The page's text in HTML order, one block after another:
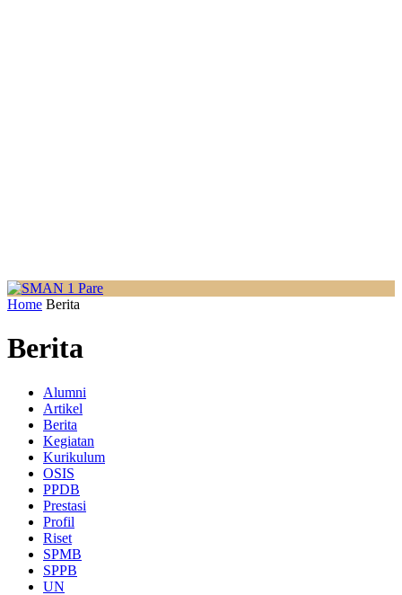
Home Berita
Berita
Alumni
Artikel
Berita
Kegiatan
Kurikulum
OSIS
PPDB
Prestasi
Profil
Riset
SPMB
SPPB
UN